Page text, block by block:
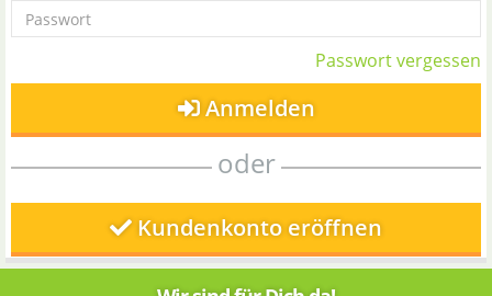
Passwort vergessen
Anmelden
oder
Kundenkonto eröffnen